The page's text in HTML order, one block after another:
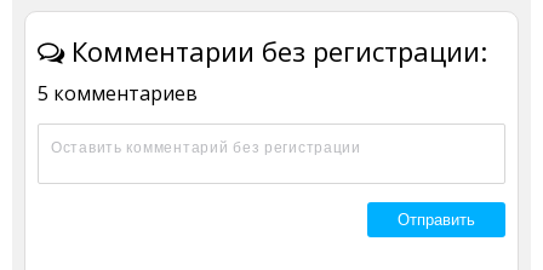
Комментарии без регистрации:
5 комментариев